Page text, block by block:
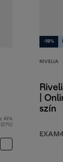
ár 149 990 Ft
ÁFA
-19%
RIVELIA
|
szín